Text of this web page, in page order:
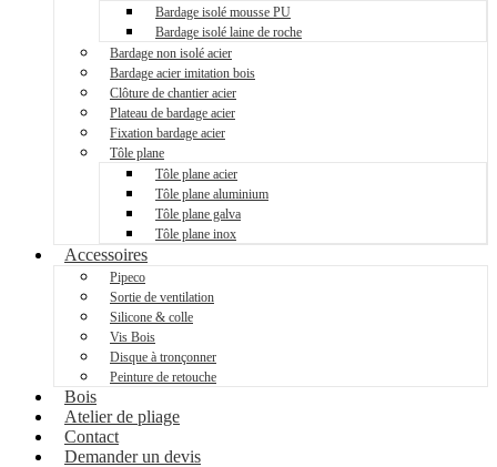
Bardage isolé mousse PU
Bardage isolé laine de roche
Bardage non isolé acier
Bardage acier imitation bois
Clôture de chantier acier
Plateau de bardage acier
Fixation bardage acier
Tôle plane
Tôle plane acier
Tôle plane aluminium
Tôle plane galva
Tôle plane inox
Accessoires
Pipeco
Sortie de ventilation
Silicone & colle
Vis Bois
Disque à tronçonner
Peinture de retouche
Bois
Atelier de pliage
Contact
Demander un devis